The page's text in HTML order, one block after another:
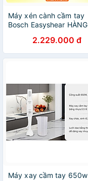
Máy xén cành cầm tay
Bosch Easyshear HÀNG
2.229.000 đ
Máy xay cầm tay 650w